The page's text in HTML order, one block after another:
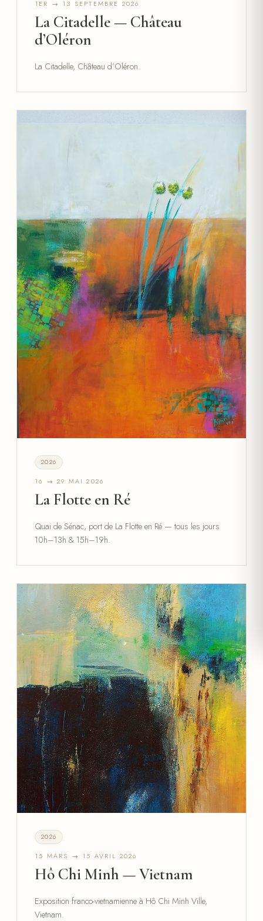
1ER → 13 SEPTEMBRE 2026
La Citadelle — Château
d’Oléron
La Citadelle, Château d’Oléron.
2026
16 → 29 MAI 2026
La Flotte en Ré
Quai de Sénac, port de La Flotte en Ré — tous les jours
10h–13h & 15h–19h.
2026
15 MARS → 15 AVRIL 2026
Hô Chi Minh — Vietnam
Exposition franco-vietnamienne à Hô Chi Minh Ville,
Vietnam.